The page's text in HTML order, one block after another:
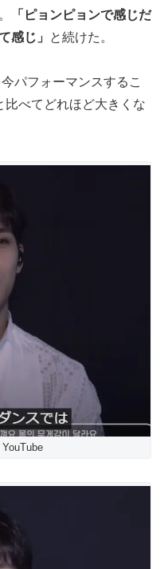
「ピョンピョンで感じだ
感じ」
と続けた。
パフォーマンスするこ
比べてどれほど大きくな